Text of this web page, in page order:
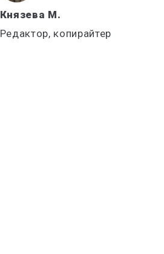
Князева М.
Редактор, копирайтер